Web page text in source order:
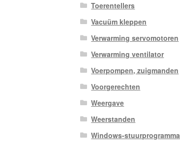
Toerentellers
Vacuüm kleppen
Verwarming servomotoren
Verwarming ventilator
Voerpompen, zuigmanden
Voorgerechten
Weergave
Weerstanden
Windows-stuurprogramma